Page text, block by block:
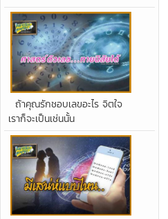
ถ้าคุณรักชอบเลขอะไร จิตใจ
เราก็จะเป็นเช่นนั้น